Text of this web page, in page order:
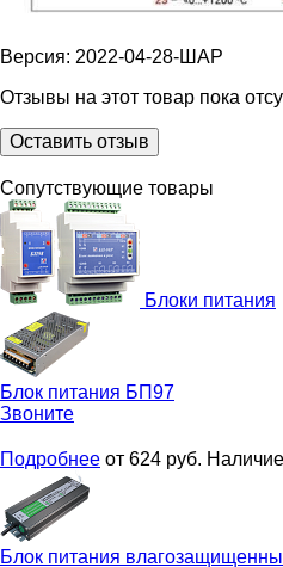
Версия: 2022-04-28-ШАР
Отзывы на этот товар пока
Оставить отзыв
Сопутствующие товары
Блоки питания
Блок питания БП97
Звоните
Подробнее от 624 руб.
Блок питания